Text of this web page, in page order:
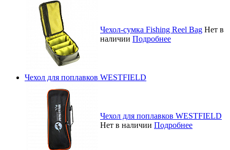
Чехол-сумка Fishing Reel Bag Нет в
наличии Подробнее
Чехол для поплавков WESTFIELD
Чехол для поплавков WESTFIELD
Нет в наличии Подробнее